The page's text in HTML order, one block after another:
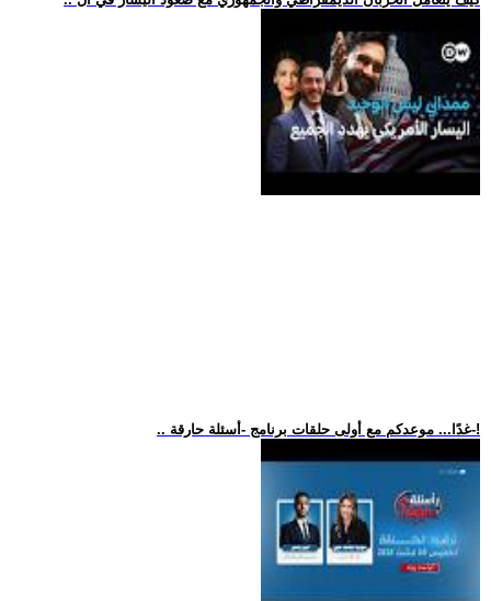
.. غدًا... موعدكم مع أولى حلقات برنامج -أسئلة حارقة-!